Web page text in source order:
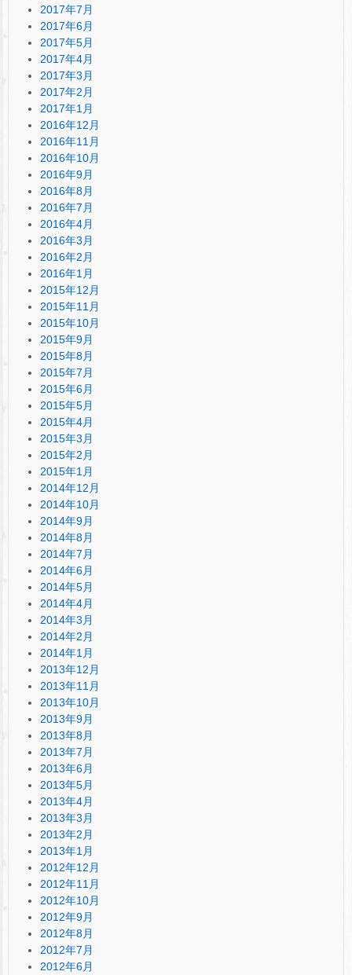
2017年7月
2017年6月
2017年5月
2017年4月
2017年3月
2017年2月
2017年1月
2016年12月
2016年11月
2016年10月
2016年9月
2016年8月
2016年7月
2016年4月
2016年3月
2016年2月
2016年1月
2015年12月
2015年11月
2015年10月
2015年9月
2015年8月
2015年7月
2015年6月
2015年5月
2015年4月
2015年3月
2015年2月
2015年1月
2014年12月
2014年10月
2014年9月
2014年8月
2014年7月
2014年6月
2014年5月
2014年4月
2014年3月
2014年2月
2014年1月
2013年12月
2013年11月
2013年10月
2013年9月
2013年8月
2013年7月
2013年6月
2013年5月
2013年4月
2013年3月
2013年2月
2013年1月
2012年12月
2012年11月
2012年10月
2012年9月
2012年8月
2012年7月
2012年6月